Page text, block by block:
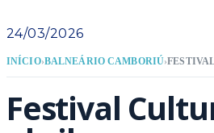
24/03/2026
INÍCIO›BALNEÁRIO CAMBORIÚ›
Festival